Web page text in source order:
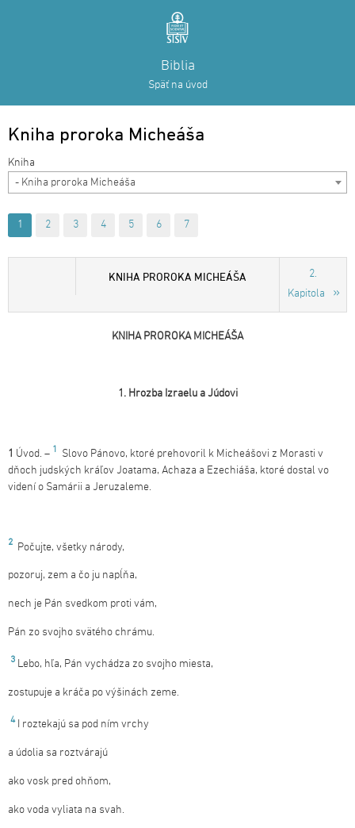
Biblia
Späť na úvod
Kniha proroka Micheáša
- Kniha proroka Micheáša
1 2 3 4 5 6 7
KNIHA PROROKA MICHEÁŠA
2.
Kapitola
KNIHA PROROKA MICHEÁŠA
1. Hrozba Izraelu a Júdovi
1 Úvod. – 1 Slovo Pánovo, ktoré prehovoril k Micheášovi z Morasti v
dňoch judských kráľov Joatama, Achaza a Ezechiáša, ktoré dostal vo
videní o Samárii a Jeruzaleme.
2 Počujte, všetky národy,
pozoruj, zem a čo ju napĺňa,
nech je Pán svedkom proti vám,
Pán zo svojho svätého chrámu.
3 Lebo, hľa, Pán vychádza zo svojho miesta,
zostupuje a kráča po výšinách zeme.
4 I roztekajú sa pod ním vrchy
a údolia sa roztvárajú
ako vosk pred ohňom,
ako voda vyliata na svah.